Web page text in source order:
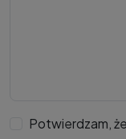
Potwierdzam,